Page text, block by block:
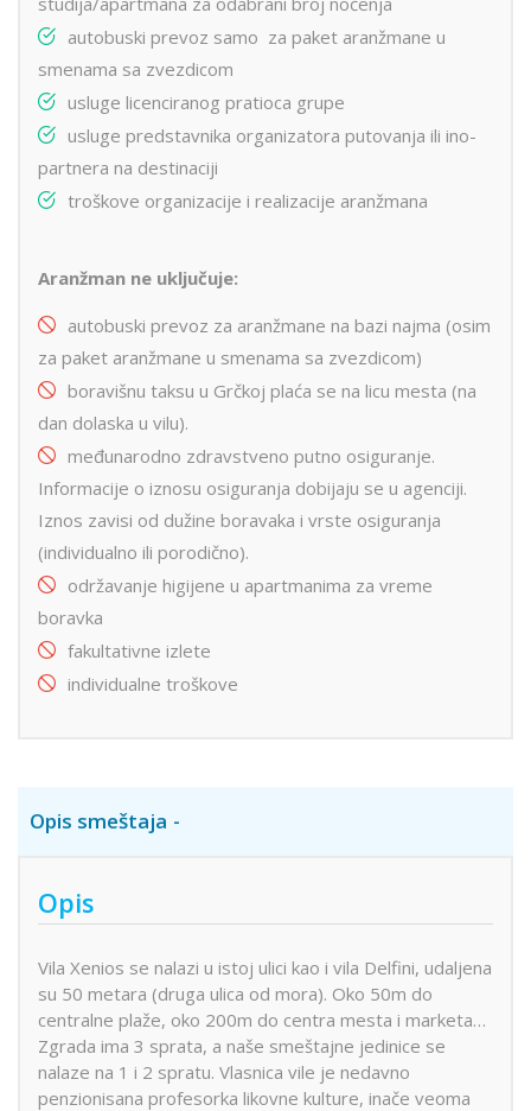
autobuski prevoz samo za paket aranžmane u
smenama sa zvezdicom
usluge licenciranog pratioca grupe
usluge predstavnika organizatora putovanja ili ino-
partnera na destinaciji
troškove organizacije i realizacije aranžmana
Aranžman ne uključuje:
autobuski prevoz za aranžmane na bazi najma (osim
za paket aranžmane u smenama sa zvezdicom)
boravišnu taksu u Grčkoj plaća se na licu mesta (na
dan dolaska u vilu).
međunarodno zdravstveno putno osiguranje.
Informacije o iznosu osiguranja dobijaju se u agenciji.
Iznos zavisi od dužine boravaka i vrste osiguranja
(individualno ili porodično).
održavanje higijene u apartmanima za vreme
boravka
fakultativne izlete
individualne troškove
Opis smeštaja
Opis
Vila Xenios se nalazi u istoj ulici kao i vila Delfini, udaljena
su 50 metara (druga ulica od mora). Oko 50m do
centralne plaže, oko 200m do centra mesta i marketa…
Zgrada ima 3 sprata, a naše smeštajne jedinice se
nalaze na 1 i 2 spratu. Vlasnica vile je nedavno
penzionisana profesorka likovne kulture, inače veoma